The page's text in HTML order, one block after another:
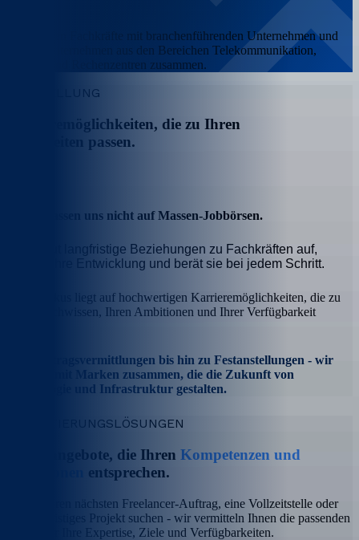
Wir bringen Fachkräfte mit branchenführenden Unternehmen und
jungen Unternehmen aus den Bereichen Telekommunikation,
Energie und Rechenzentren zusammen.
VORSTELLUNG
Karrieremöglichkeiten, die zu Ihren
passen.
Wir verlassen uns nicht auf Massen-Jobbörsen.
Rize baut langfristige Beziehungen zu Fachkräften auf,
verfolgt ihre Entwicklung und berät sie bei jedem Schritt.
Unser Fokus liegt auf hochwertigen Karrieremöglichkeiten, die zu
Ihrem Fachwissen, Ihren Ambitionen und Ihrer Verfügbarkeit
Von Vertragsvermittlungen bis hin zu Festanstellungen - wir
arbeiten mit Marken zusammen, die die Zukunft von
Technologie und Infrastruktur gestalten.
REKRUTIERUNGSLÖSUNGEN
Stellenangebote, die Ihren Kompetenzen und
entsprechen.
Ob Sie Ihren nächsten Freelancer-Auftrag, eine Vollzeitstelle oder
ein langfristiges Projekt suchen - wir vermitteln Ihnen die passenden
Stellen für Ihre Expertise, Ziele und Verfügbarkeiten.